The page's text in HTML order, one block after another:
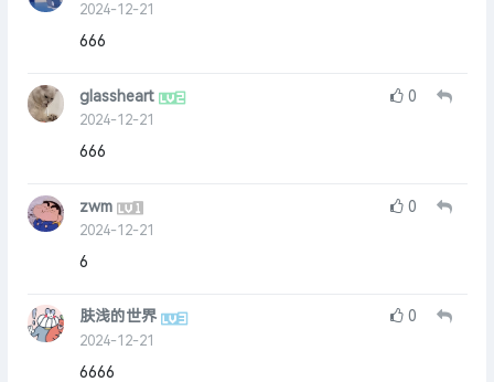
2024-12-21
666
glassheart
2024-12-21
0
666
zwm
2024-12-21
0
6
肤浅的世界
2024-12-21
0
6666